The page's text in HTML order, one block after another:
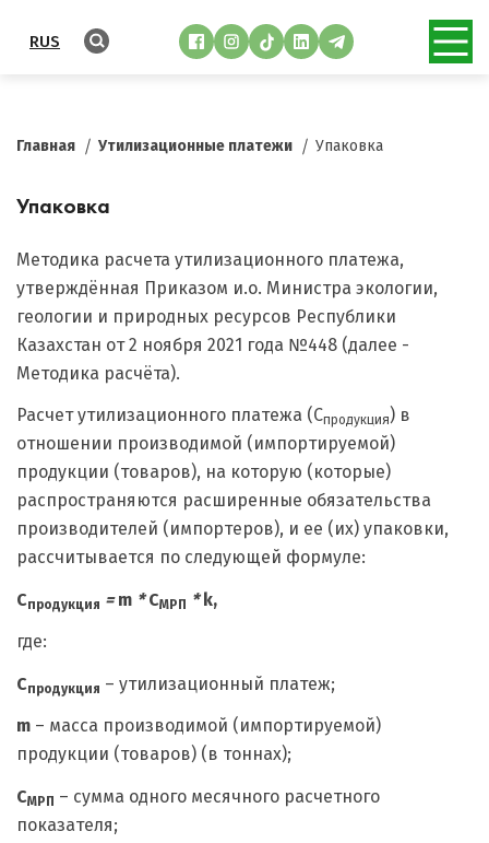
RUS
Главная Утилизационные платежи Упаковка
Упаковка
Методика расчета утилизационного платежа,
утверждённая Приказом и.о. Министра экологии,
геологии и природных ресурсов Республики
Казахстан от 2 ноября 2021 года №448 (далее -
Методика расчёта).
Расчет утилизационного платежа (Cпродукция) в
отношении производимой (импортируемой)
продукции (товаров), на которую (которые)
распространяются расширенные обязательства
производителей (импортеров), и ее (их) упаковки,
рассчитывается по следующей формуле:
Cпродукция =m *CМРП *k,
где:
Cпродукция – утилизационный платеж;
m – масса производимой (импортируемой)
продукции (товаров) (в тоннах);
CМРП – сумма одного месячного расчетного
показателя;